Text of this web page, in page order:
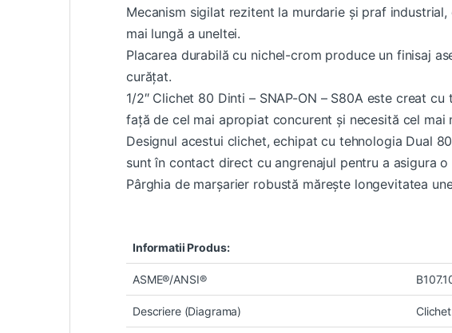
Mecanism sigilat rezitent la murdarie și praf
mai lungă a uneltei.
Placarea durabilă cu nichel-crom produce un finisaj
curățat.
1/2″ Clichet 80 Dinti – SNAP-ON – S80A este creat
față de cel mai apropiat concurent și necesită cel mai
Designul acestui clichet, echipat cu tehnologia Dual
sunt în contact direct cu angrenajul pentru a asigura
Pârghia de marșarier robustă mărește longevitatea
Informatii Produs:
ASME®/ANSI®
Descriere (Diagrama)